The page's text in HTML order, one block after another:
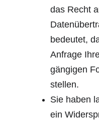
das Recht
bedeutet,
Anfrage
gängigen
stellen.
Sie haben
ein